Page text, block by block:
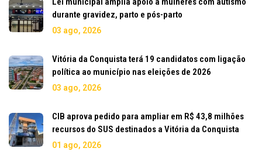
durante gravidez, parto e pós-parto
03 ago, 2026
Vitória da Conquista terá 19 candidatos com ligação
política ao município nas eleições de 2026
03 ago, 2026
CIB aprova pedido para ampliar em R$ 43,8 milhões
recursos do SUS destinados a Vitória da Conquista
01 ago, 2026